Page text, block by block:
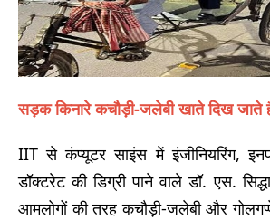
सड़क किनारे कचौड़ी-जलेबी खाते दिख जाते हैं
IIT से कंप्यूटर साइंस में इंजीनियरिंग,
डॉक्टरेट की डिग्री पाने वाले डॉ. एस.
आमलोगों की तरह कचौड़ी-जलेबी और